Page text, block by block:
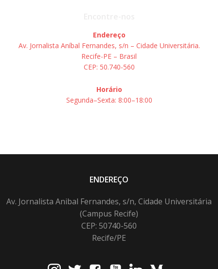
Endereço
Av. Jornalista Aníbal Fernandes, s/n – Cidade Universitária.
Recife-PE – Brasil
CEP: 50.740-560
Horário
Segunda–Sexta: 8:00–18:00
ENDEREÇO
Av. Jornalista Anibal Fernandes, s/n, Cidade Universitária
(Campus Recife)
CEP: 50740-560
Recife/PE